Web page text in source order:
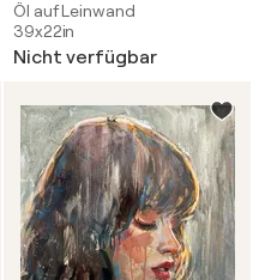
Öl auf Leinwand
39x22in
Nicht verfügbar